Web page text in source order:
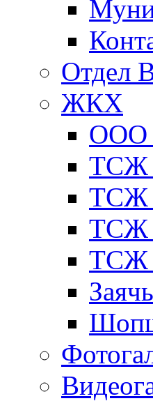
Отдел
ЖКХ
ООО
ТСЖ
ТСЖ
ТСЖ
ТСЖ